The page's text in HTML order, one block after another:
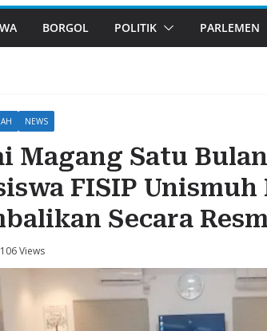
BORGOL POLITIK PARLEMEN
NEWS
Magang Satu
FISIP
Secara
Views